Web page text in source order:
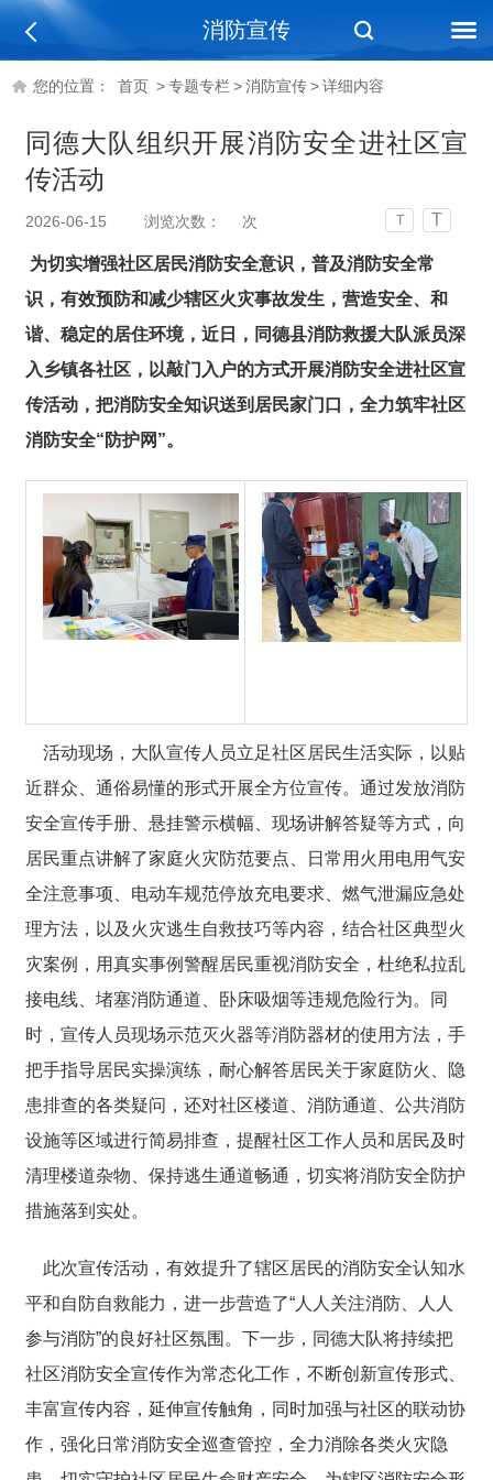
消防宣传
您的位置： 首页 >专题专栏>消防宣传>详细内容
同德大队组织开展消防安全进社区宣
传活动
2026-06-15 浏览次数： 次 T T
为切实增强社区居民消防安全意识，普及消防安全常
识，有效预防和减少辖区火灾事故发生，营造安全、和
谐、稳定的居住环境，近日，同德县消防救援大队派员深
入乡镇各社区，以敲门入户的方式开展消防安全进社区宣
传活动，把消防安全知识送到居民家门口，全力筑牢社区
消防安全“防护网”。
活动现场，大队宣传人员立足社区居民生活实际，以贴
近群众、通俗易懂的形式开展全方位宣传。通过发放消防
安全宣传手册、悬挂警示横幅、现场讲解答疑等方式，向
居民重点讲解了家庭火灾防范要点、日常用火用电用气安
全注意事项、电动车规范停放充电要求、燃气泄漏应急处
理方法，以及火灾逃生自救技巧等内容，结合社区典型火
灾案例，用真实事例警醒居民重视消防安全，杜绝私拉乱
接电线、堵塞消防通道、卧床吸烟等违规危险行为。同
时，宣传人员现场示范灭火器等消防器材的使用方法，手
把手指导居民实操演练，耐心解答居民关于家庭防火、隐
患排查的各类疑问，还对社区楼道、消防通道、公共消防
设施等区域进行简易排查，提醒社区工作人员和居民及时
清理楼道杂物、保持逃生通道畅通，切实将消防安全防护
措施落到实处。
此次宣传活动，有效提升了辖区居民的消防安全认知水
平和自防自救能力，进一步营造了“人人关注消防、人人
参与消防”的良好社区氛围。下一步，同德大队将持续把
社区消防安全宣传作为常态化工作，不断创新宣传形式、
丰富宣传内容，延伸宣传触角，同时加强与社区的联动协
作，强化日常消防安全巡查管控，全力消除各类火灾隐